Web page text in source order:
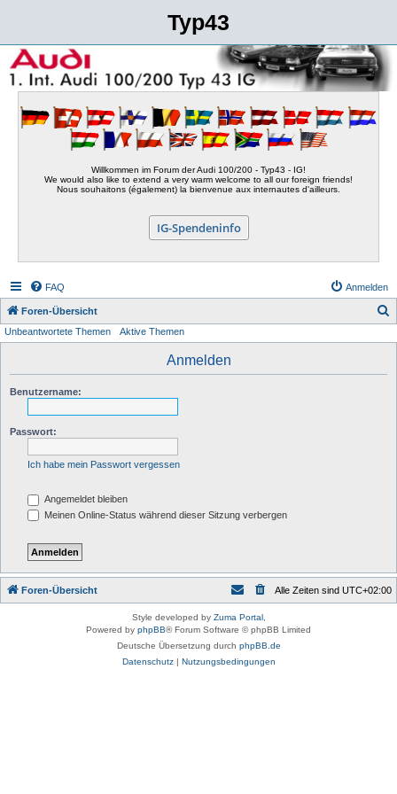
Typ43
Willkommen im Forum der Audi 100/200 - Typ43 - IG!
We would also like to extend a very warm welcome to all our foreign friends!
Nous souhaitons (également) la bienvenue aux internautes d'ailleurs.
IG-Spendeninfo
FAQ Anmelden
Foren-Übersicht
Unbeantwortete Themen Aktive Themen
Anmelden
Benutzername:
Passwort:
Ich habe mein Passwort vergessen
Angemeldet bleiben
Meinen Online-Status während dieser Sitzung verbergen
Foren-Übersicht Alle Zeiten sind UTC+02:00
Style developed by Zuma Portal,
Powered by phpBB® Forum Software © phpBB Limited
Deutsche Übersetzung durch phpBB.de
Datenschutz| Nutzungsbedingungen